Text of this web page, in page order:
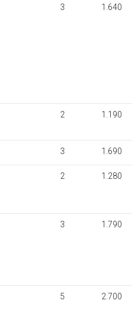
3 1.640
2 1.190
3 1.690
2 1.280
3 1.790
5 2.700